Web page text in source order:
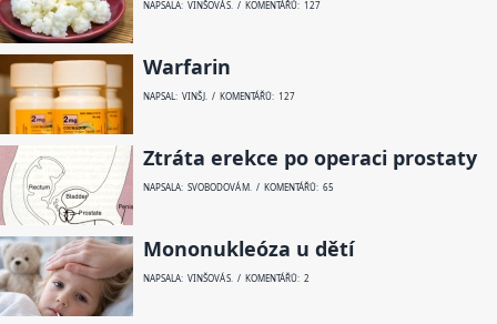
NAPSALA: VINŠOVÁ S. / KOMENTÁŘŮ: 127
Warfarin
NAPSAL: VINŠ J. / KOMENTÁŘŮ: 127
Ztráta erekce po operaci prostaty
NAPSALA: SVOBODOVÁ M. / KOMENTÁŘŮ: 65
Mononukleóza u dětí
NAPSALA: VINŠOVÁ S. / KOMENTÁŘŮ: 2